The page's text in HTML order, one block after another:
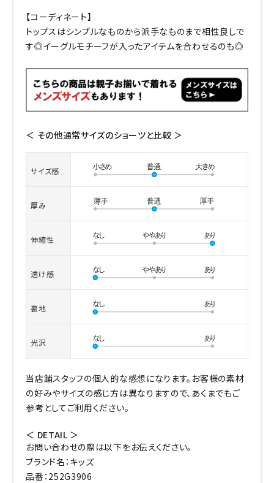
【コーディネート】
トップスはシンプルなものから派手なものまで相性良しで
す◎イーグルモチーフが入ったアイテムを合わせるのも◎
＜ その他通常サイズのショーツと比較 ＞
サイズ感
厚み
伸縮性
透け感
裏地
光沢
当店舗スタッフの個人的な感想になります。お客様の素材
の好みやサイズの感じ方は異なりますので、あくまでもご
参考としてご利用ください。
＜ DETAIL ＞
お問い合わせの際は以下をお伝えください。
ブランド名：キッズ
品番：252G3906